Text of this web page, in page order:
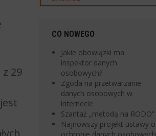
29
CO NOWEGO
Jakie obowiązki ma
inspektor danych
osobowych?
Zgoda na przetwarzanie
danych osobowych w
internecie
Szantaż „metodą na RODO”
Najnowszy projekt ustawy o
ochronie danych osobowych